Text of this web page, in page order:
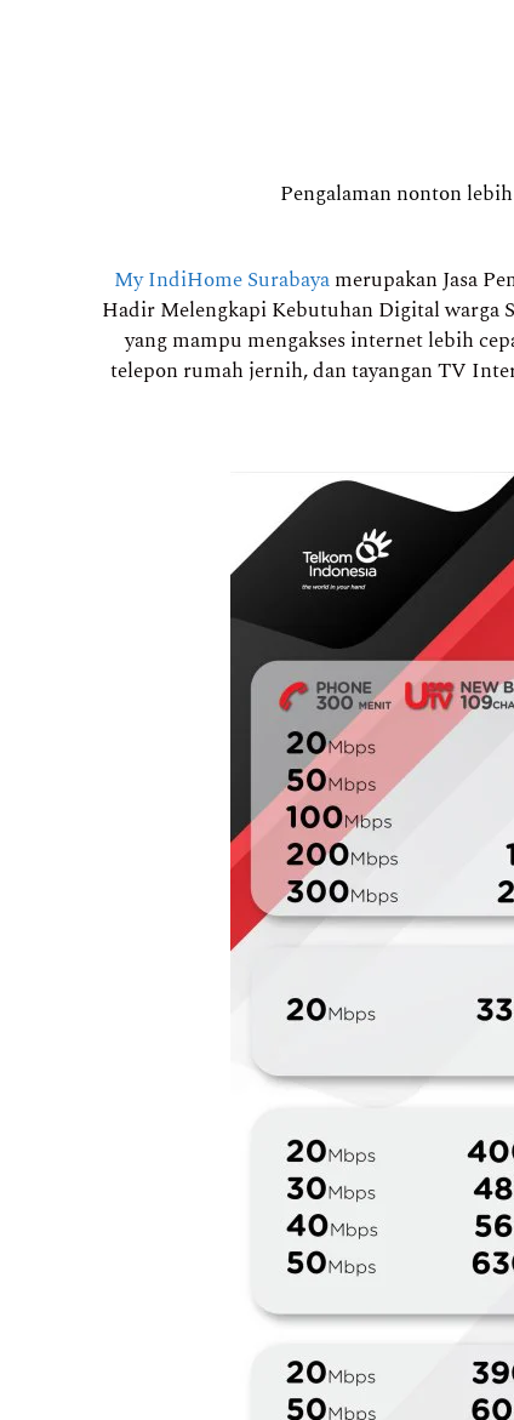
Pengalaman nonton
My IndiHome Surabayamerupakan Jasa
Hadir Melengkapi Kebutuhan Digital warga
yang mampu mengakses internet lebih
telepon rumah jernih, dan tayangan TV